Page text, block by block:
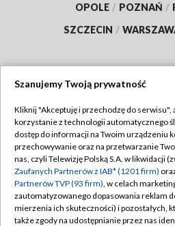
OPOLE / POZNAŃ /
SZCZECIN /
TVP
Abonament TVP
Emisja w TVP
Centrum informacji TVP
Naziemna Telewizja Cyfrowa
Regulamin
Polityka
Moje
Pomoc
Szanujemy Twoją prywatność
Kliknij "Akceptuję i przechodzę do serwisu",
korzystanie z technologii automatycznego
dostęp do informacji na Twoim urządzeniu
przechowywanie oraz na przetwarzanie
nas, czyli Telewizję Polską S.A. w likwidacji
Zaufanych Partnerów z IAB* (1201 firm)
Partnerów TVP (93 firm), w celach
zautomatyzowanego dopasowania reklam
mierzenia ich skuteczności) i pozostałych,
także zgody na udostępnianie przez nas